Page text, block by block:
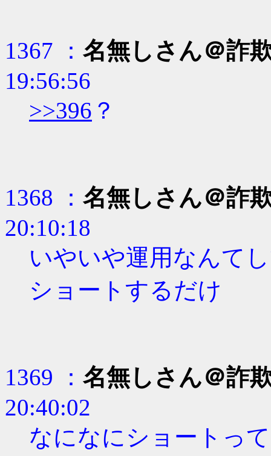
1367 ： 名無しさん＠詐
19:56:56
>>396 ？
1368 ： 名無しさん＠詐
20:10:18
いやいや運用なんて
ショートするだけ
1369 ： 名無しさん＠詐
20:40:02
なになにショートっ